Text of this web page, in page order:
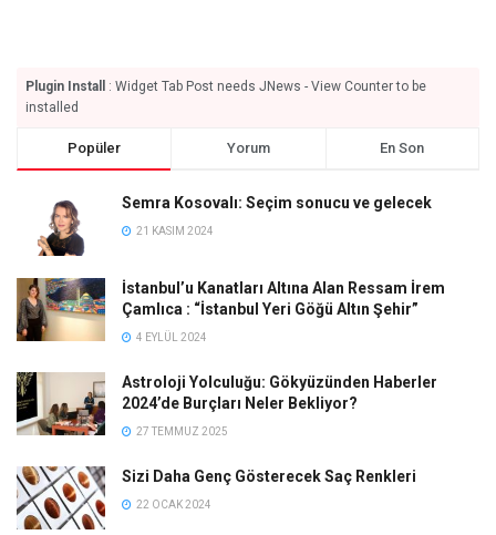
Plugin Install
: Widget Tab Post needs JNews - View Counter to be
installed
Popüler Yorum En Son
Semra Kosovalı: Seçim sonucu ve gelecek
21 KASIM 2024
İstanbul’u Kanatları Altına Alan Ressam İrem
Çamlıca : “İstanbul Yeri Göğü Altın Şehir”
4 EYLÜL 2024
Astroloji Yolculuğu: Gökyüzünden Haberler
2024’de Burçları Neler Bekliyor?
27 TEMMUZ 2025
Sizi Daha Genç Gösterecek Saç Renkleri
22 OCAK 2024